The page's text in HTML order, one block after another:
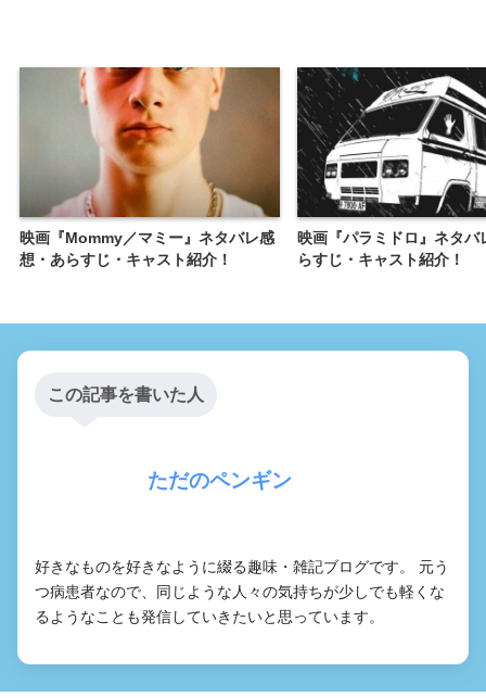
映画『Mommy／マミー』ネタバレ感
想・あらすじ・キャスト紹介！
映画『パラミドロ』ネタバ
らすじ・キャスト紹介！
この記事を書いた人
ただのペンギン
好きなものを好きなように綴る趣味・雑記ブログです。 元う
つ病患者なので、同じような人々の気持ちが少しでも軽くな
るようなことも発信していきたいと思っています。